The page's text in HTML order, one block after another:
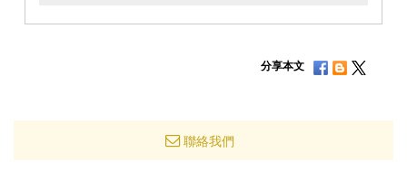
分享本文
聯絡我們